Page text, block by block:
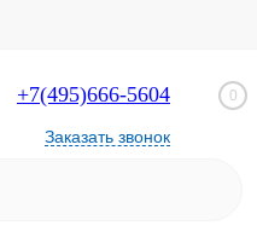
+7(495)666-5604
Заказать звонок
0